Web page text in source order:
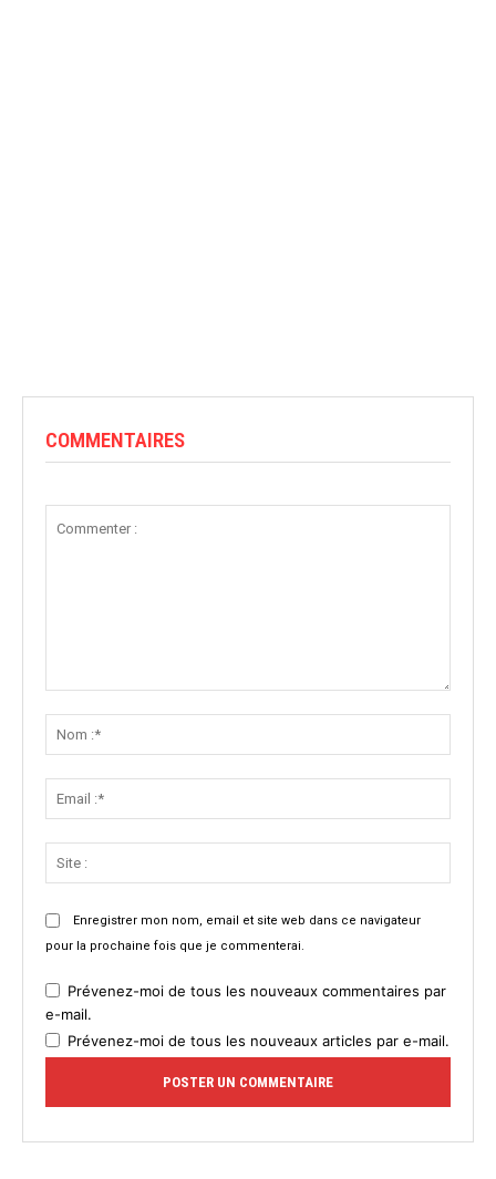
COMMENTAIRES
Enregistrer mon nom, email et site web dans ce navigateur
pour la prochaine fois que je commenterai.
Prévenez-moi de tous les nouveaux commentaires par
e-mail.
Prévenez-moi de tous les nouveaux articles par e-mail.